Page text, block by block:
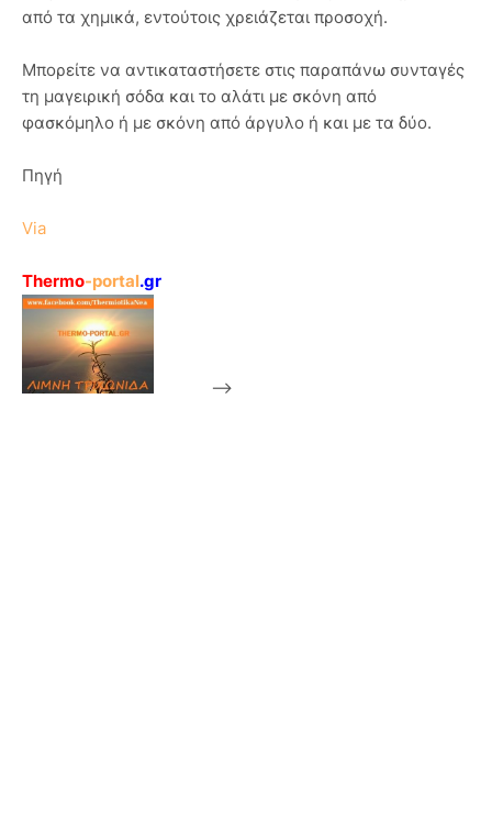
από τα χημικά, εντούτοις χρειάζεται προσοχή.
Μπορείτε να αντικαταστήσετε στις παραπάνω συνταγές
τη μαγειρική σόδα και το αλάτι με σκόνη από
φασκόμηλο ή με σκόνη από άργυλο ή και με τα δύο.
Πηγή
Via
Thermo-portal.gr
-->